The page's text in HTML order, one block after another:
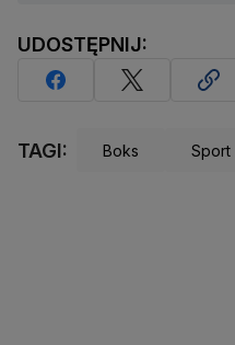
UDOSTĘPNIJ:
TAGI: Boks Sport